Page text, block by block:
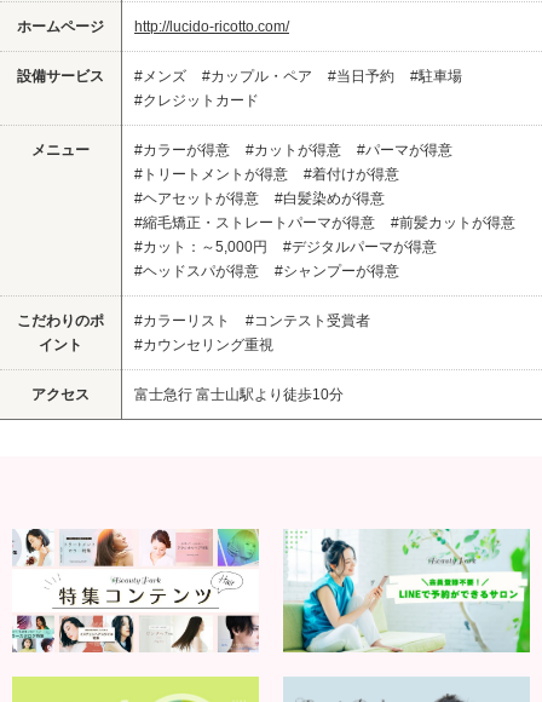
ホームページ http://lucido-ricotto.com/
設備サービス #メンズ #カップル・ペア #当日予約
#駐車場
#クレジットカード
メニュー #カラーが得意 #カットが得意
#パーマが得意
#トリートメントが得意
#着付けが得意
#ヘアセットが得意
#白髪染めが得意
#縮毛矯正・ストレートパーマが得意
#前髪カットが得意
#カット：～5,000円
#デジタルパーマが得意
#ヘッドスパが得意
#シャンプーが得意
こだわりのポ
イント
#カラーリスト
#コンテスト受賞者
#カウンセリング重視
アクセス 富士急行 富士山駅より徒歩10分